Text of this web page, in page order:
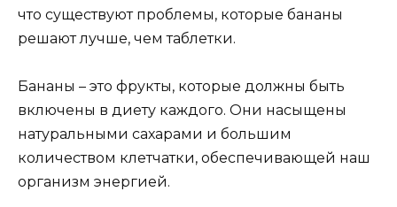
что существуют проблемы, которые бананы
решают лучше, чем таблетки.
Бананы – это фрукты, которые должны быть
включены в диету каждого. Они насыщены
натуральными сахарами и большим
количеством клетчатки, обеспечивающей наш
организм энергией.